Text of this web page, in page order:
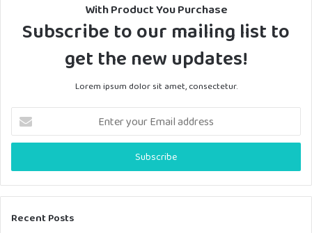
With Product You Purchase
Subscribe to our mailing list to
get the new updates!
Lorem ipsum dolor sit amet, consectetur.
t
r
y
u
Recent Posts